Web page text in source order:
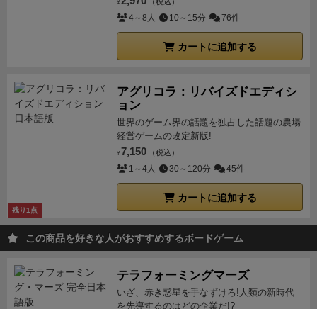
また、この頃には脅威と呼ばれるエイリアン
どもがやってくる…いや、来ないとは思うが念のため
説明しておくと、もし脅威の出現がアナウンスされた
確認するんだ。「レーダーに反応。ゾーン・レッド、
赤の軌道から敵が来ます。発見時刻はTプラス3 です。
繰返します...」脅威は中央（白）、左舷（赤）、右舷
（青）のどこから来るのかも分かるので、出現ターン
を含めよく確認しておくように。（まあ、綿密な計画
12ターンまでのプロットが全員
完成したら、解決ラウンドへ進むぞ。ここではミッシ
だけだ！おそらくエネルギーもないのにレーザー砲を
撃つ者や、満タンのエネルギーを補充し続ける者、窓
¥
4～8人 10～15分 76件
カートに追加する
残り1点
アグリコラ：リバイズドエディシ
ョン
世界のゲーム界の話題を独占した話題の農場
経営ゲームの改定新版!
¥ 7,150 （税込）
1～4人 30～120分 45件
カートに追加する
この商品を好きな人がおすすめするボードゲーム
テラフォーミングマーズ
いざ、赤き惑星を手なずけろ!人類の新時代
を先導するのはどの企業だ!?